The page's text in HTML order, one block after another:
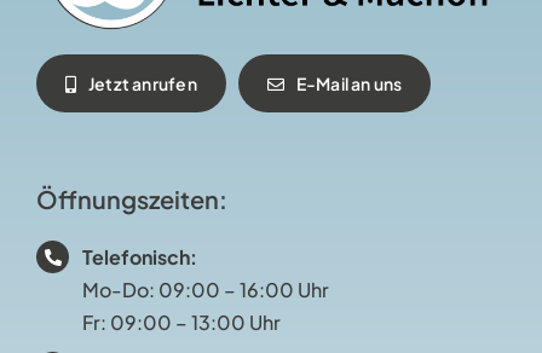
Jetzt anrufen E-Mail an uns
Telefonisch:
Mo-Do: 09:00 – 16:00 Uhr
Fr: 09:00 – 13:00 Uhr
Öffnungszeiten: